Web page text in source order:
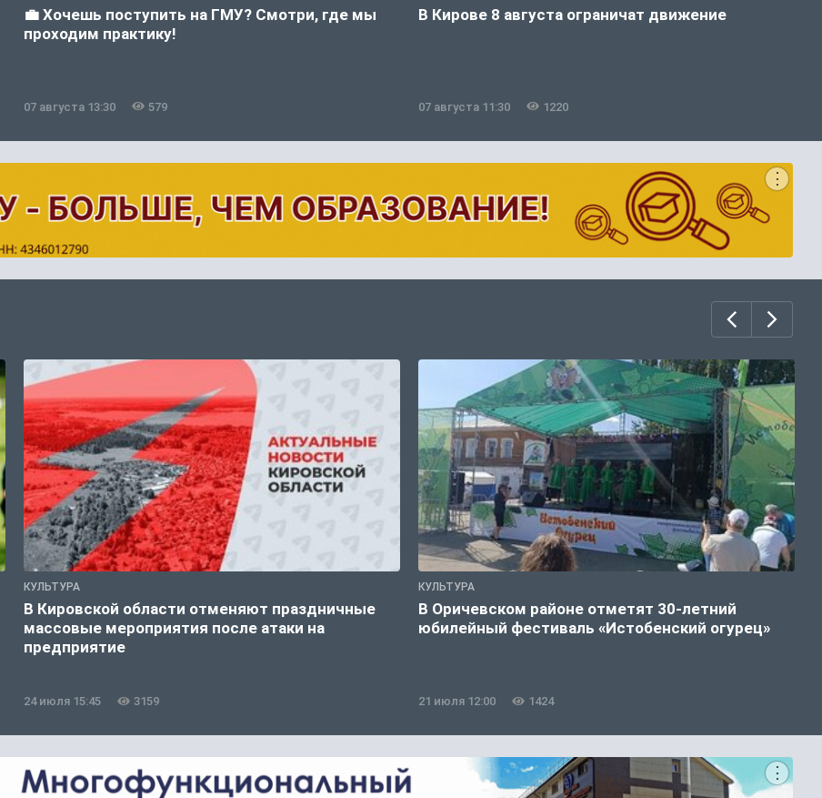
💼 Хочешь поступить на ГМУ? Смотри, где мы
проходим практику!
07 августа 13:30 579
В Кирове 8 августа ограничат движение
07 августа 11:30 1220
КУЛЬТУРА
В Кировской области отменяют праздничные
массовые мероприятия после атаки на
предприятие
24 июля 15:45 3159
КУЛЬТУРА
В Оричевском районе отметят 30-летний
юбилейный фестиваль «Истобенский огурец»
21 июля 12:00 1424